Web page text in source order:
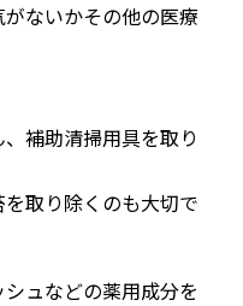
ないかその他の医療
補助清掃用具を取り
取り除くのも大切で
ュなどの薬用成分を